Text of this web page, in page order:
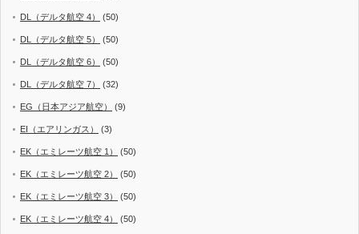
DL（デルタ航空 4） (50)
DL（デルタ航空 5） (50)
DL（デルタ航空 6） (50)
DL（デルタ航空 7） (32)
EG（日本アジア航空） (9)
EI（エアリンガス） (3)
EK（エミレーツ航空 1） (50)
EK（エミレーツ航空 2） (50)
EK（エミレーツ航空 3） (50)
EK（エミレーツ航空 4） (50)